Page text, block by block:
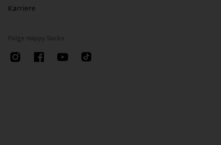
Karriere
Folge Happy Socks